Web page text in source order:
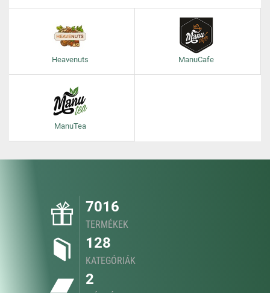
Heavenuts ManuCafe
ManuTea
7016
TERMÉKEK
128
KATEGÓRIÁK
2